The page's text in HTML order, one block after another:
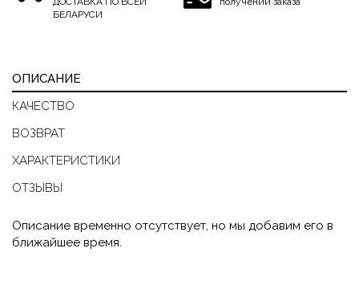
БЕЛАРУСИ
ОПИСАНИЕ
КАЧЕСТВО
ВОЗВРАТ
ХАРАКТЕРИСТИКИ
ОТЗЫВЫ
Описание временно отсутствует, но мы добавим его в
ближайшее время.